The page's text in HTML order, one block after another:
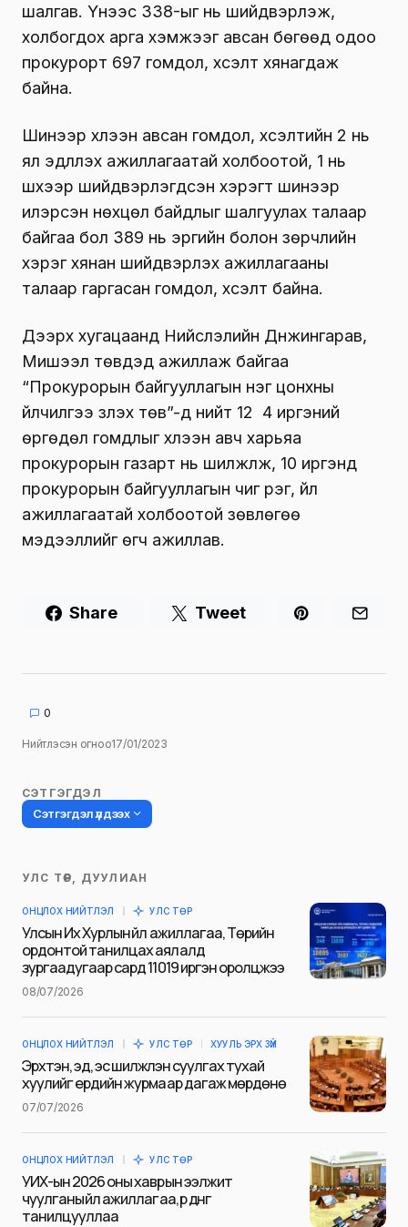
шалгав. Үүнээс 338-ыг нь шийдвэрлэж,
холбогдох арга хэмжээг авсан бөгөөд одоо
прокурорт 697 гомдол, хүсэлт хянагдаж
байна.
Шинээр хүлээн авсан гомдол, хүсэлтийн 2 нь
ял эдлүүлэх ажиллагаатай холбоотой, 1 нь
шүүхээр шийдвэрлэгдсэн хэрэгт шинээр
илэрсэн нөхцөл байдлыг шалгуулах талаар
байгаа бол 389 нь эрүүгийн болон зөрчлийн
хэрэг хянан шийдвэрлэх ажиллагааны
талаар гаргасан гомдол, хүсэлт байна.
Дээрх хугацаанд Нийслэлийн Дүнжингарав,
Мишээл төвүүдэд ажиллаж байгаа
“Прокурорын байгууллагын нэг цонхны
үйлчилгээ үзүүлэх төв”-үүд нийт 12 4 иргэний
өргөдөл гомдлыг хүлээн авч харьяа
прокурорын газарт нь шилжүүлж, 10 иргэнд
прокурорын байгууллагын чиг үүрэг, үйл
ажиллагаатай холбоотой зөвлөгөө
мэдээллийг өгч ажиллав.
Share Tweet
0
Нийтлэсэн огноо17/01/2023
СЭТГЭГДЭЛ
Сэтгэгдэл үлдээх
Таны имэйл хаягийг нийтлэхгүй.
тэмдэглэсэн
Сэтгэгдэл*
Name
УЛС ТӨР, ДУУЛИАН
ОНЦЛОХ НИЙТЛЭЛ УЛС ТӨР
Улсын Их Хурлын үйл ажиллагаа, Төрийн
ордонтой танилцах аялалд
зургаадугаар сард 11019 иргэн оролцжээ
08/07/2026
ОНЦЛОХ НИЙТЛЭЛ УЛС ТӨР ХУУЛЬ ЭРХ ЗҮЙ
Эрхтэн, эд, эс шилжүүлэн суулгах тухай
хуулийг ердийн журмаар дагаж мөрдөнө
07/07/2026
ОНЦЛОХ НИЙТЛЭЛ УЛС ТӨР
УИХ-ын 2026 оны хаврын ээлжит
чуулганы үйл ажиллагаа, үр дүнг
танилцууллаа